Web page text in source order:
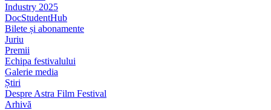
Industry 2025
DocStudentHub
Bilete și abonamente
Juriu
Premii
Echipa festivalului
Galerie media
Știri
Despre Astra Film Festival
Arhivă